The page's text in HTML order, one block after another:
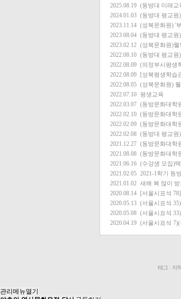
2025.08.19 (동방대 미래교
2024.01.03 (동방대 평교원
2023.11.14 (성북문화원) '
2023.08.04 (동방대 평교원
2023.02.12 (성북문화원)웰
2022.08.10 (동방대 평교원
2022.08.09 (의정부시평생
2022.08.09
[성북평생학습
2022.08.05 (성북문화원)
2022.07.10 평생교육
2022.03.07 (동방문화대학
2022.02.10 (동방문화대학
2022.02.09 (동방문화대학
2022.02.08 (동방대 평교원
2021.12.27 (동방문화대학
2021.08.08 (동방문화대학
2021.06.16 (수강생 모집)
2021.02.05 2021-1학기 동
2021.01.02 새해 복 많이
2020.08.14
[서울시표석
2020.05.13 (서울시표석
2020.05.08 (서울시표석
2020.04.19 (서울시표석
태그 : 지
관리메뉴열기